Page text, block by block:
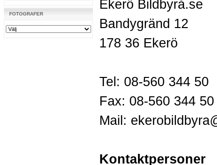
FOTOGRAFER
Ekerö Bildbyrå.se
Bandygränd 12
178 36 Ekerö
Tel: 08-560 344 50
Fax: 08-560 344 50
Mail:
Kontaktpersoner